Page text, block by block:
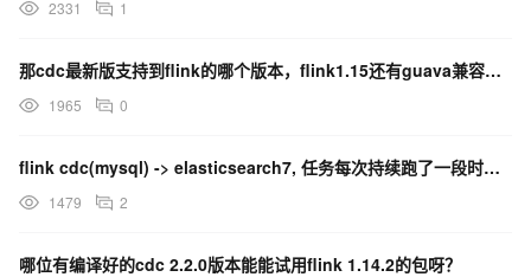
2331 1
那cdc最新版支持到flink的哪个版本，flink1.15还有guava兼容性问题吗？
1965 0
flink cdc(mysql) -> elasticsearch7, 任务每次持续跑了一段时间之后
1479 2
哪位有编译好的cdc 2.2.0版本能能试用flink 1.14.2的包呀？